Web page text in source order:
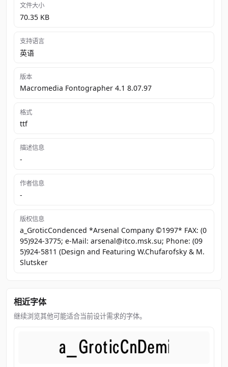
文件大小
70.35 KB
支持语言
英语
版本
Macromedia Fontographer 4.1 8.07.97
格式
ttf
描述信息
-
作者信息
-
版权信息
a_GroticCondenced *Arsenal Company ©1997* FAX: (0
95)924-3775; e-Mail: arsenal@itco.msk.su; Phone: (09
5)924-5811 (Design and Featuring W.Chufarofsky & M.
Slutsker
相近字体
继续浏览其他可能适合当前设计需求的字体。